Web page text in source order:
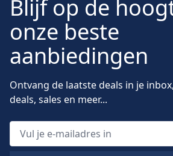
Wir verkaufen eine riesige Auswahl
Kleidung, Sie können sogar
entwerfen. Egal, ob Sie den
klassischen Great Kilt oder einen
suchen.
Blijf op de
onze beste
aanbiedingen
Ontvang de laatste deals in je
deals, sales en meer...